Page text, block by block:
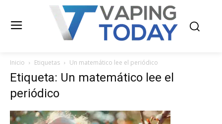
Inicio Etiquetas Un matemático lee el periódico
Etiqueta: Un matemático lee el
periódico